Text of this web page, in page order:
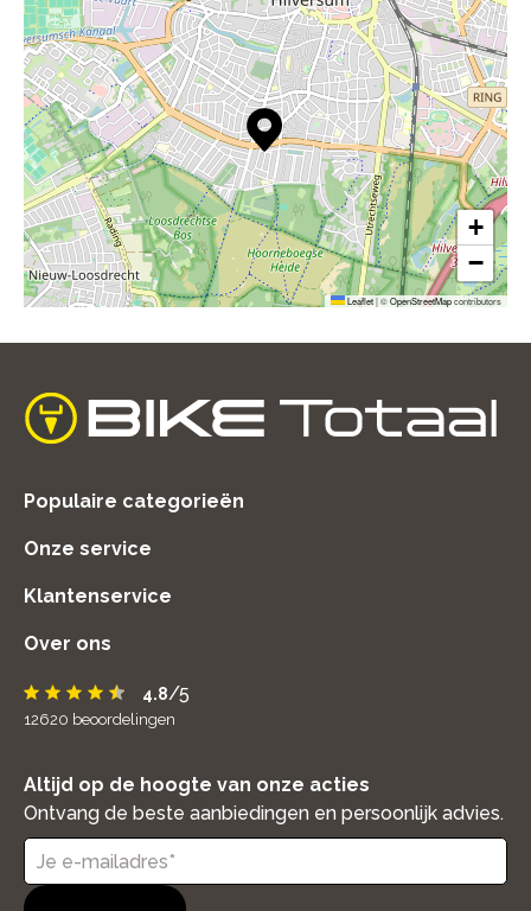
+
−
Leaflet|©OpenStreetMapcontributors
home
Populaire categorieën
Onze service
Klantenservice
Over ons
4.8/5
12620 beoordelingen
Altijd op de hoogte van onze acties
Ontvang de beste aanbiedingen en persoonlijk advies.